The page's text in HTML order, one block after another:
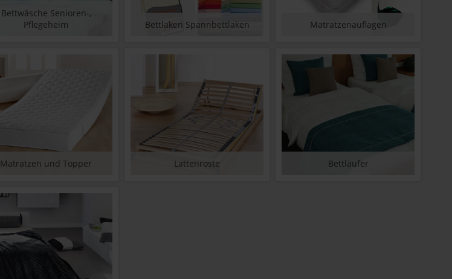
Bettwäsche Senioren-,
Pflegeheim
Bettlaken Spannbettlaken Matratzenauflagen
Matratzen und Topper Lattenroste Bettläufer